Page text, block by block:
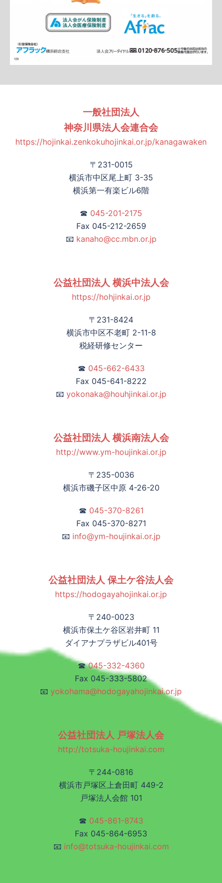
一般社団法人
神奈川県法人会連合会
https://hojinkai.zenkokuhojinkai.or.jp/kanagawaken
〒231-0015
横浜市中区尾上町 3-35
横浜第一有楽ビル6階
☎ 045-201-2175
Fax 045-212-2659
📧 kanaho@cc.mbn.or.jp
公益社団法人 横浜中法人会
https://hohjinkai.or.jp
〒231-8424
横浜市中区不老町 2-11-8
税経研修センター
☎ 045-662-6433
Fax 045-641-8222
📧 yokonaka@houhjinkai.or.jp
公益社団法人 横浜南法人会
http://www.ym-houjinkai.or.jp
〒235-0036
横浜市磯子区中原 4-26-20
☎ 045-370-8261
Fax 045-370-8271
📧 info@ym-houjinkai.or.jp
公益社団法人 保土ケ谷法人会
https://hodogayahojinkai.or.jp
〒240-0023
横浜市保土ケ谷区岩井町 11
ダイアナプラザビル401号
☎045-332-4360
Fax 045-333-5802
📧 yokohama@hodogayahojinkai.or.jp
公益社団法人 戸塚法人会
http://totsuka-houjinkai.com
〒244-0816
横浜市戸塚区上倉田町 449-2
戸塚法人会館 101
☎ 045-861-8743
Fax 045-864-6953
📧 info@totsuka-houjinkai.com